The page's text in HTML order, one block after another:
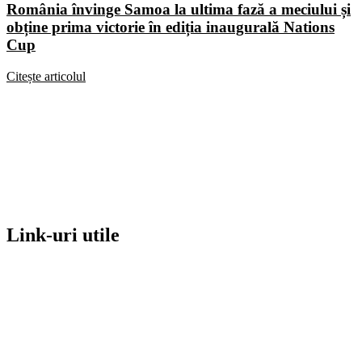
România învinge Samoa la ultima fază a meciului și
obține prima victorie în ediția inaugurală Nations
Cup
Citește articolul
Link-uri utile